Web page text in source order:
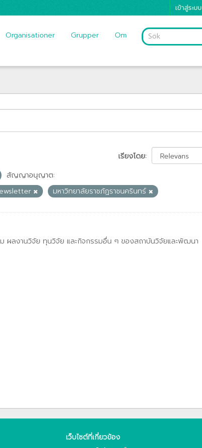
เข้าสู่ระบบ
Organisationer Grupper Om
เรียงโดย
สัญญาอนุญาต:
มหาวิทยาลัยราชภัฏราชนครินทร์
ผลงานวิจัย ทุนวิจัย และกิจกรรมอื่น ๆ ของสถาบันวิจัยและพัฒนา
เว็บไซต์ที่เกี่ยวข้อง